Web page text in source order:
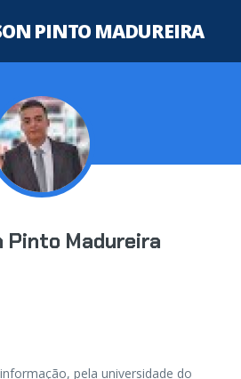
PINTO MADUREIRA
Pinto Madureira
pela universidade do